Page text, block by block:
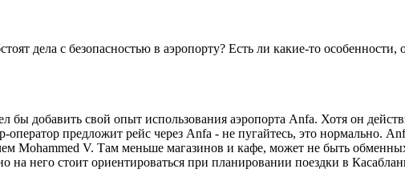
дела с безопасностью в аэропорту? Есть ли какие-то особенности,
добавить свой опыт использования аэропорта Anfa. Хотя он
предложит рейс через Anfa - не пугайтесь, это нормально.
Mohammed V. Там меньше магазинов и кафе, может не быть
него стоит ориентироваться при планировании поездки в